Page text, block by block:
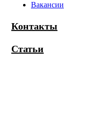
Вакансии
Контакты
Статьи